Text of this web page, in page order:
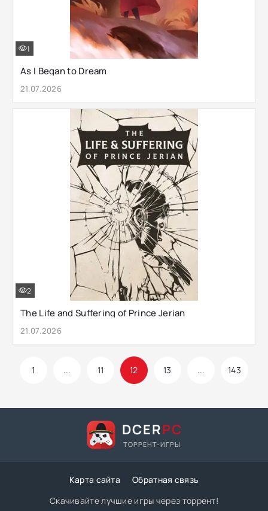
As I Began to Dream
21.07.2026
1
The Life and Suffering of Prince Jerian
21.07.2026
2
1 ... 11 12 13 ... 143
DCERPC
ТОРРЕНТ-ИГРЫ
Карта сайта
Обратная связь
Скачивайте лучшие игры через торрент!